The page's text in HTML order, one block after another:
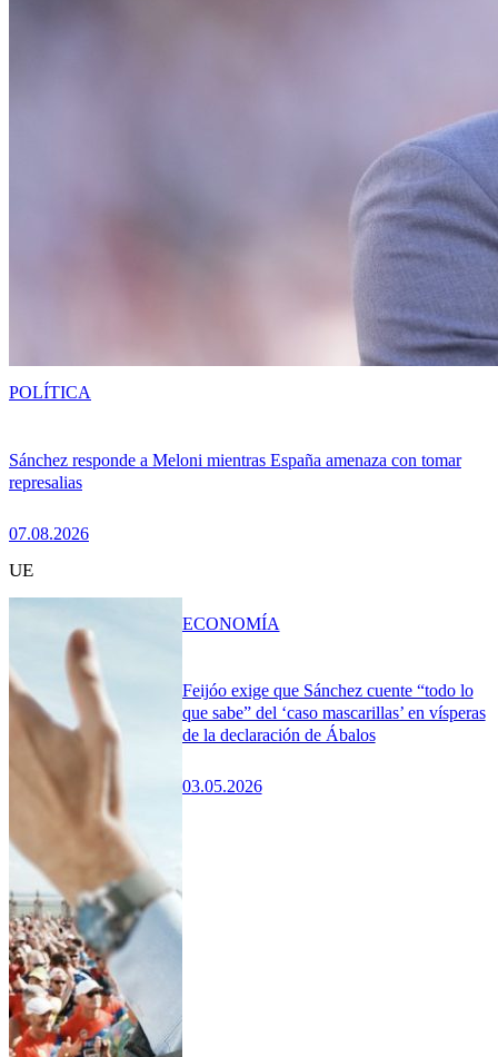
Sánchez responde a Meloni mientras España amenaza con tomar
represalias
07.08.2026
POLÍTICA
UE
Feijóo exige que Sánchez cuente “todo lo
que sabe” del ‘caso mascarillas’ en vísperas
de la declaración de Ábalos
03.05.2026
ECONOMÍA